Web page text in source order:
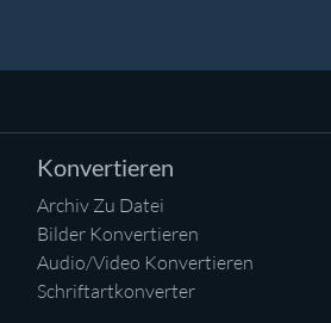
Konvertieren
Archiv Zu Datei
Bilder Konvertieren
Audio/Video Konvertieren
Schriftartkonverter